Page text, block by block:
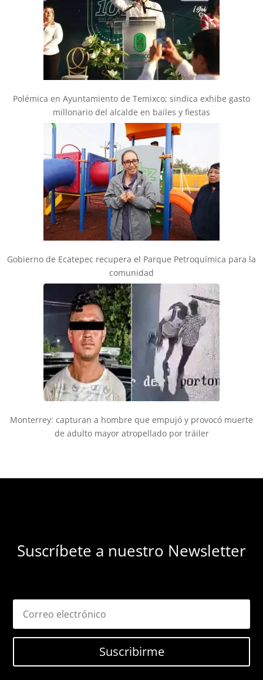
Polémica en Ayuntamiento de Temixco; sindica exhibe gasto
millonario del alcalde en bailes y fiestas
Gobierno de Ecatepec recupera el Parque Petroquímica para la
comunidad
Monterrey: capturan a hombre que empujó y provocó muerte
de adulto mayor atropellado por tráiler
Suscríbete a nuestro Newsletter
Suscribirme